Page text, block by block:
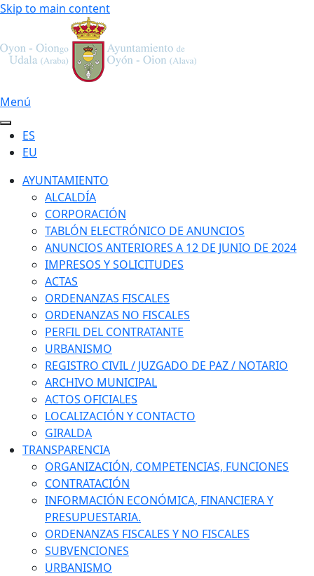
Skip to main content
Menú
ES
EU
AYUNTAMIENTO
ALCALDÍA
CORPORACIÓN
TABLÓN ELECTRÓNICO DE ANUNCIOS
ANUNCIOS ANTERIORES A 12 DE JUNIO DE 2024
IMPRESOS Y SOLICITUDES
ACTAS
ORDENANZAS FISCALES
ORDENANZAS NO FISCALES
PERFIL DEL CONTRATANTE
URBANISMO
REGISTRO CIVIL / JUZGADO DE PAZ / NOTARIO
ARCHIVO MUNICIPAL
ACTOS OFICIALES
LOCALIZACIÓN Y CONTACTO
GIRALDA
TRANSPARENCIA
ORGANIZACIÓN, COMPETENCIAS, FUNCIONES
CONTRATACIÓN
INFORMACIÓN ECONÓMICA, FINANCIERA Y
PRESUPUESTARIA.
ORDENANZAS FISCALES Y NO FISCALES
SUBVENCIONES
URBANISMO